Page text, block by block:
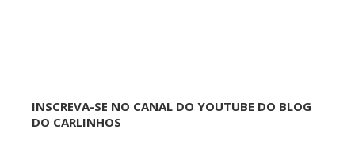
INSCREVA-SE NO CANAL DO YOUTUBE DO BLOG
DO CARLINHOS